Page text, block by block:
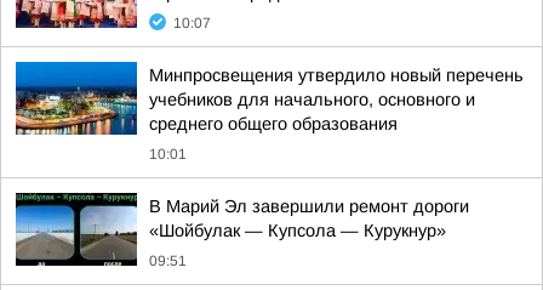
10:07
Минпросвещения утвердило новый перечень
учебников для начального, основного и
среднего общего образования
10:01
В Марий Эл завершили ремонт дороги
«Шойбулак — Купсола — Курукнур»
09:51